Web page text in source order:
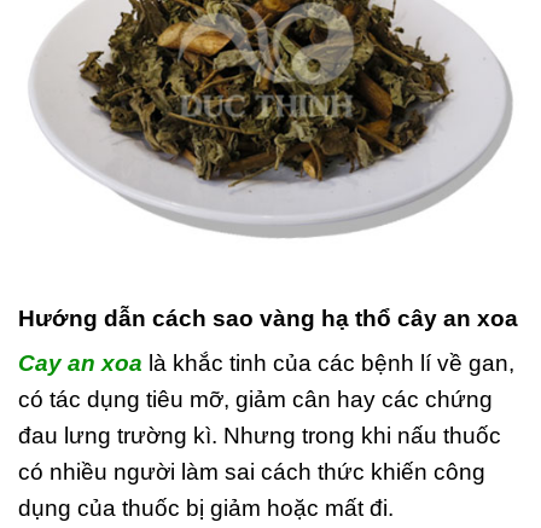
Hướng dẫn cách sao vàng hạ thổ cây an xoa
Cay an xoa là khắc tinh của các bệnh lí về gan,
có tác dụng tiêu mỡ, giảm cân hay các chứng
đau lưng trường kì. Nhưng trong khi nấu thuốc
có nhiều người làm sai cách thức khiến công
dụng của thuốc bị giảm hoặc mất đi.